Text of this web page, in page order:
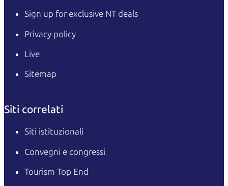
Sign up for exclusive NT deals
Privacy policy
Live
Sitemap
Siti correlati
Siti istituzionali
Convegni e congressi
Tourism Top End